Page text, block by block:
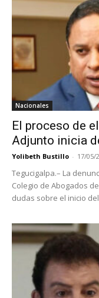
Nacionales
El proceso de
Adjunto inicia
Yolibeth Bustillo - 17/05/
Tegucigalpa.– La
Colegio de Abogados
dudas sobre el inicio